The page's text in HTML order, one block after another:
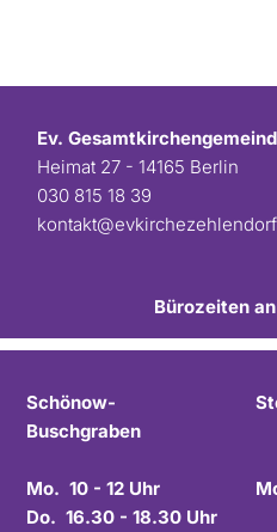
Ev.
Heimat 27 - 14165 Berlin
030 815 18 39
Bürozeiten
Schönow-
Buschgraben
Mo. 10 - 12 Uhr
Do. 16.30 - 18.30 Uhr